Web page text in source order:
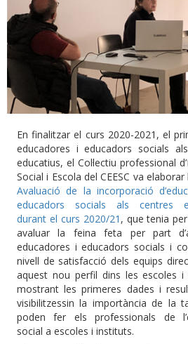
En finalitzar el curs 2020-2021, el
educadores i educadors socials
educatius, el Col·lectiu professional
Social i Escola del CEESC va
Avaluació de la incorporació
educadors socials als centres
durant el curs 2020/21 , que tenia
avaluar la feina feta per part
educadores i educadors socials i
nivell de satisfacció dels equips
aquest nou perfil dins les escoles i
mostrant les primeres dades i
visibilitzessin la importància de la
poden fer els professionals de
social a escoles i instituts.